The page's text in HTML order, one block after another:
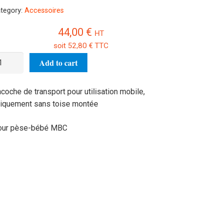
Accessoires
44,00 € HT
soit 52,80 €TTC
Add to cart
de transport pour utilisation mobile,
sans toise montée
pèse-bébé MBC